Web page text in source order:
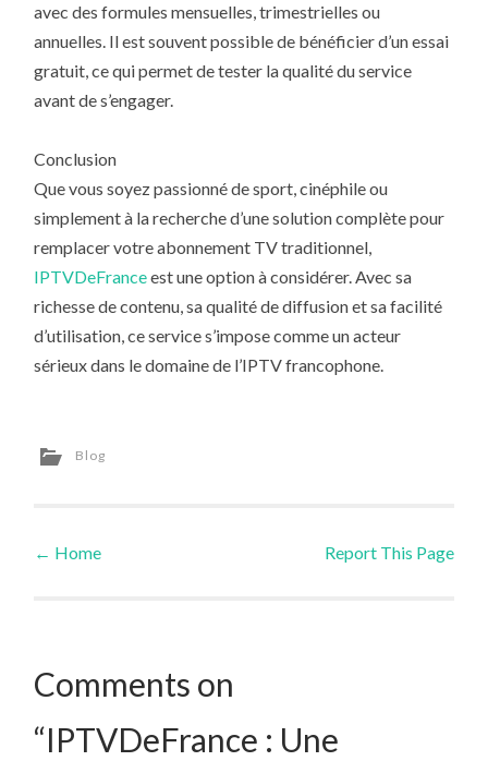
avec des formules mensuelles, trimestrielles ou
annuelles. Il est souvent possible de bénéficier d’un essai
gratuit, ce qui permet de tester la qualité du service
avant de s’engager.
Conclusion
Que vous soyez passionné de sport, cinéphile ou
simplement à la recherche d’une solution complète pour
remplacer votre abonnement TV traditionnel,
IPTVDeFranceest une option à considérer. Avec sa
richesse de contenu, sa qualité de diffusion et sa facilité
d’utilisation, ce service s’impose comme un acteur
sérieux dans le domaine de l’IPTV francophone.
Blog
Post navigation
← Home Report This Page
Comments on
“IPTVDeFrance : Une